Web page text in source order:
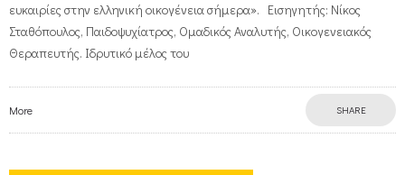
ευκαιρίες στην ελληνική οικογένεια σήμερα». Εισηγητής: Νίκος
Σταθόπουλος, Παιδοψυχίατρος, Ομαδικός Αναλυτής, Οικογενειακός
Θεραπευτής. Ιδρυτικό μέλος του
More SHARE